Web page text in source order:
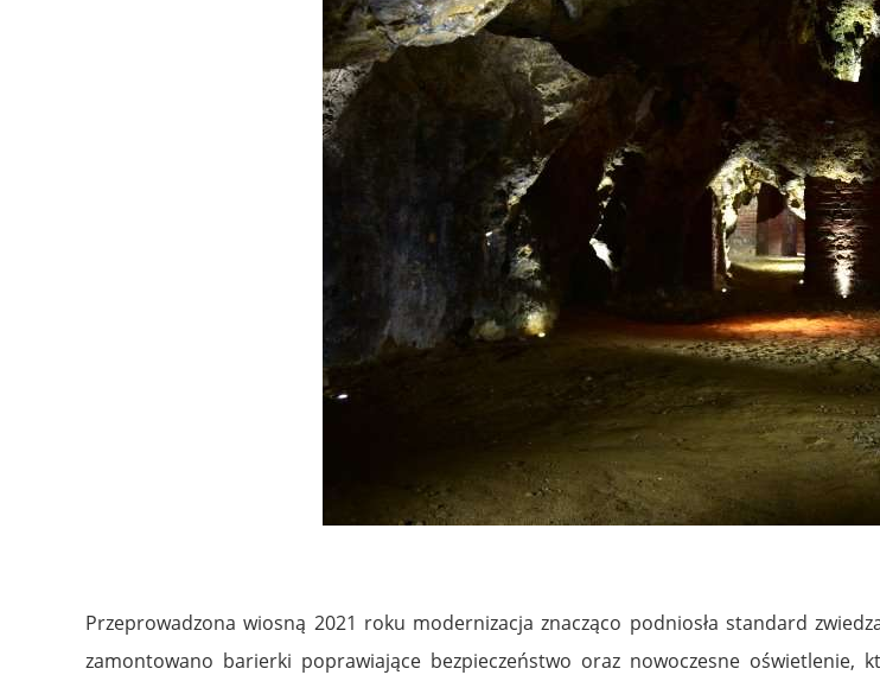
Przeprowadzona wiosną 2021 roku modernizacja znacząco podniosła standard
zamontowano barierki poprawiające bezpieczeństwo oraz nowoczesne